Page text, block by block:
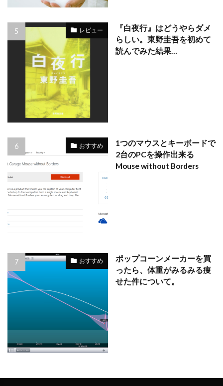
レビュー
『白夜行』はどうやらダメ
らしい。東野圭吾を初めて
読んでみた結果…
おすすめ
1つのマウスとキーボードで
2台のPCを操作出来る
Mouse without Borders
おすすめ
ポップコーンメーカーを買
ったら、体重がみるみる痩
せた件について。